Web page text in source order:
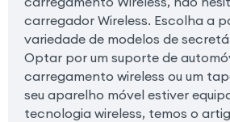
carregador Wireless. Escolha a
variedade de modelos de
Optar por um suporte de
carregamento wireless ou um
seu aparelho móvel estiver
tecnologia wireless, temos o